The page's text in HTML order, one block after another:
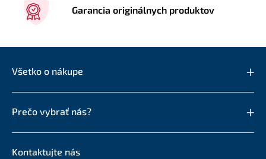
Garancia originálnych produktov
Všetko o nákupe
Prečo vybrať nás?
Kontaktujte nás